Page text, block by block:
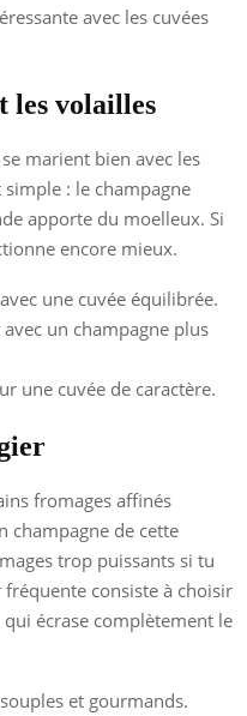
avec les cuvées
les volailles
marient bien avec les
simple : le champagne
apporte du moelleux. Si
encore mieux.
une cuvée équilibrée.
un champagne plus
une cuvée de caractère.
fromages affinés
champagne de cette
trop puissants si tu
fréquente consiste à choisir
écrase complètement le
et gourmands.